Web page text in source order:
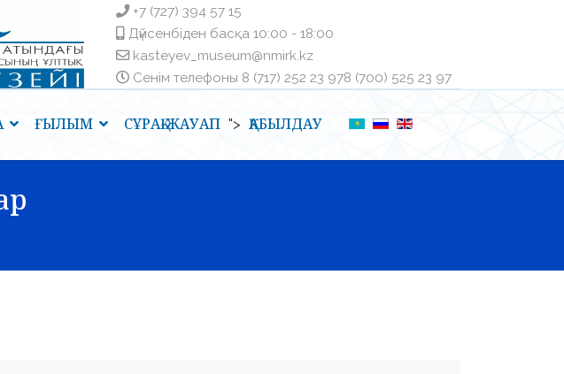
+7 (727) 394 57 15
Дүйсенбіден басқа ㅤ10:00 - 18:00
kasteyev_museum@nmirk.kz
Сенім телефоныㅤ 8 (717) 252 23 97ㅤ8 (700) 525 23 97
ҒЫЛЫМ СҰРАҚ-ЖАУАП "> ҚАБЫЛДАУ